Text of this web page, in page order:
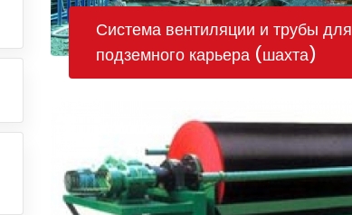
Система вентиляции и трубы для
подземного карьера (шахта)